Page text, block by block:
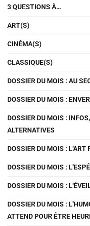
3 QUESTIONS À…
ART(S)
CINÉMA(S)
CLASSIQUE(S)
DOSSIER DU MOIS : AU
DOSSIER DU MOIS :
DOSSIER DU MOIS :
ALTERNATIVES
DOSSIER DU MOIS : L'ART
DOSSIER DU MOIS :
DOSSIER DU MOIS :
DOSSIER DU MOIS :
ATTEND POUR ÊTRE